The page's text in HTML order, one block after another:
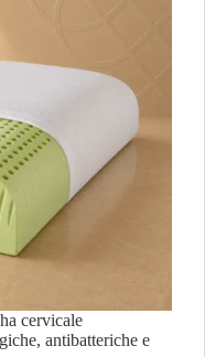
cervicale
antibatteriche e